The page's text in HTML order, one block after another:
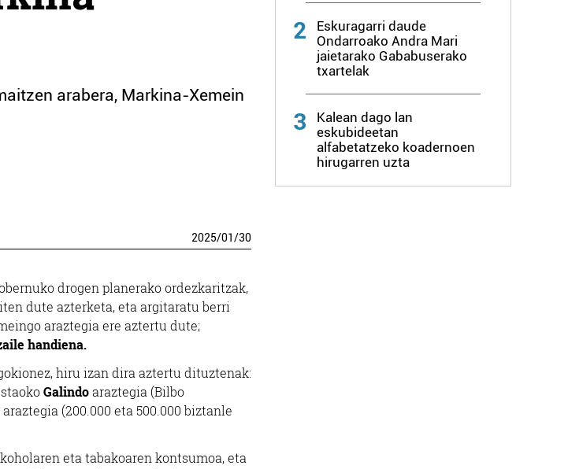
arabera, Markina-Xemein
2025/01/30
drogen planerako ordezkaritzak,
dute azterketa, eta argitaratu berri
araztegia ere aztertu dute;
handiena.
hiru izan dira aztertu dituztenak:
Galindoaraztegia (Bilbo
araztegia (200.000 eta 500.000 biztanle
eta tabakoaren kontsumoa, eta
2
Eskuragarri daude
Ondarroako Andra Mari
jaietarako Gababuserako
txartelak
3
Kalean dago lan
eskubideetan
alfabetatzeko koadernoen
hirugarren uzta